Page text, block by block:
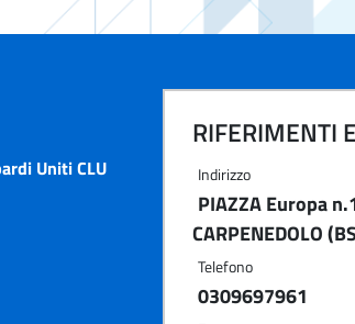
Uniti CLU
RIFERIMENTI
Indirizzo
PIAZZA Europa
CARPENEDOLO
Telefono
0309697961